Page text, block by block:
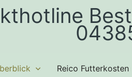
Reico Futterkosten